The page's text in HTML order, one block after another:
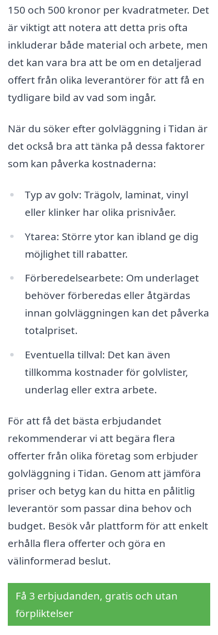
150 och 500 kronor per kvadratmeter. Det
är viktigt att notera att detta pris ofta
inkluderar både material och arbete, men
det kan vara bra att be om en detaljerad
offert från olika leverantörer för att få en
tydligare bild av vad som ingår.
När du söker efter golvläggning i Tidan är
det också bra att tänka på dessa faktorer
som kan påverka kostnaderna:
Typ av golv: Trägolv, laminat, vinyl
eller klinker har olika prisnivåer.
Ytarea: Större ytor kan ibland ge dig
möjlighet till rabatter.
Förberedelsearbete: Om underlaget
behöver förberedas eller åtgärdas
innan golvläggningen kan det påverka
totalpriset.
Eventuella tillval: Det kan även
tillkomma kostnader för golvlister,
underlag eller extra arbete.
För att få det bästa erbjudandet
rekommenderar vi att begära flera
offerter från olika företag som erbjuder
golvläggning i Tidan. Genom att jämföra
priser och betyg kan du hitta en pålitlig
leverantör som passar dina behov och
budget. Besök vår plattform för att enkelt
erhålla flera offerter och göra en
välinformerad beslut.
Få 3 erbjudanden, gratis och utan
förpliktelser